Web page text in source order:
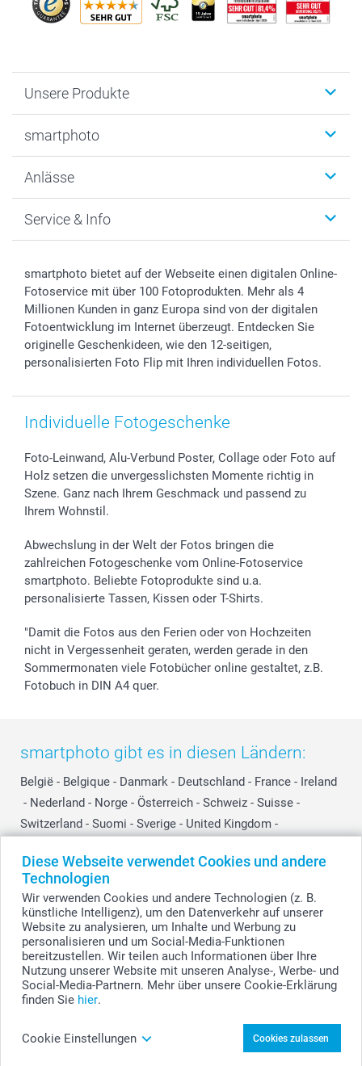
Diese Webseite verwendet Cookies und andere
Technologien
Wir verwenden Cookies und andere Technologien (z. B.
künstliche Intelligenz), um den Datenverkehr auf unserer
Website zu analysieren, um Inhalte und Werbung zu
personalisieren und um Social-Media-Funktionen
bereitzustellen. Wir teilen auch Informationen über Ihre
Nutzung unserer Website mit unseren Analyse-, Werbe- und
Social-Media-Partnern. Mehr über unsere Cookie-Erklärung
finden Sie hier.
Cookie Einstellungen Cookies zulassen
Unsere Produkte
Fotogeschenke
MyNameBook
Fotoabzüge, Fotos als Buch & Poster
Zubehör & Material
Foto-Kalender & Agenden
Sticker & Etiketten
Geschenk-Gutscheine (PDF)
smartphoto
Warum smartphoto
Datenschutz
Impressum
Presse
Partnerprogramme
Investor Relations
B2B smartbusiness
Widerrufsrecht
Anlässe
Neujahr
Muttertag
Vatertag
Kommunion & Konfirmation
Hochzeit
Geburtstag
Geburt
Zu allen Anlässen
Service & Info
Anmelden /Registrieren
Preise und Versandkosten
Lieferfristen
72h Lieferung
Zahlungsmöglichkeiten
Sitemap
Status der Bestellung
smartfriends
smartbonus
smartphoto bietet auf der Webseite einen digitalen Online-
Fotoservice mit über 100 Fotoprodukten. Mehr als 4
Millionen Kunden in ganz Europa sind von der digitalen
Fotoentwicklung im Internet überzeugt. Entdecken Sie
originelle Geschenkideen, wie den 12-seitigen,
personalisierten Foto Flip mit Ihren individuellen Fotos.
Individuelle Fotogeschenke
Foto-Leinwand, Alu-Verbund Poster, Collage oder Foto auf
Holz setzen die unvergesslichsten Momente richtig in
Szene. Ganz nach Ihrem Geschmack und passend zu
Ihrem Wohnstil.
Abwechslung in der Welt der Fotos bringen die
zahlreichen Fotogeschenke vom Online-Fotoservice
smartphoto. Beliebte Fotoprodukte sind u.a.
personalisierte Tassen, Kissen oder T-Shirts.
"Damit die Fotos aus den Ferien oder von Hochzeiten
nicht in Vergessenheit geraten, werden gerade in den
Sommermonaten viele Fotobücher online gestaltet, z.B.
Fotobuch in DIN A4 quer.
smartphoto gibt es in diesen Ländern:
België - Belgique - Danmark - Deutschland - France - Ireland
- Nederland - Norge - Österreich - Schweiz - Suisse -
Switzerland - Suomi - Sverige - United Kingdom -
Other Countries
© smartphoto Group. Alle Rechte vorbehalten.
Alle Preise verstehen sich in EURO (€) inkl. MwSt. und zzgl. Versandkosten.